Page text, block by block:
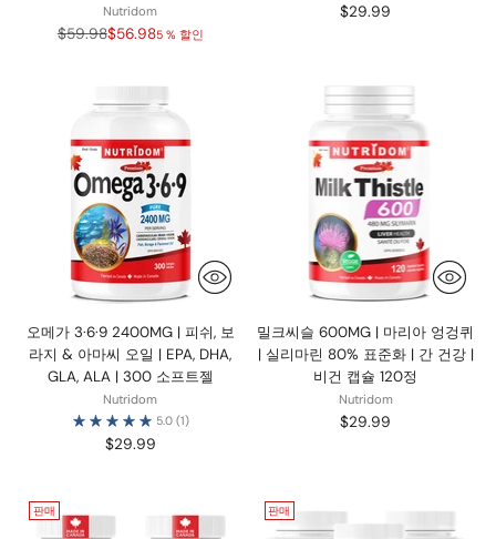
Nutridom
정
$59.98$56.985 % 할인
$29.99
오메가 3·6·9 2400MG | 피쉬, 보
라지 & 아마씨 오일 | EPA, DHA,
GLA, ALA | 300 소프트젤
Nutridom
5.0 (1)
$29.99
밀크씨슬 600MG | 마리아 엉겅퀴
| 실리마린 80% 표준화 | 간 건강 |
비건 캡슐 120정
Nutridom
$29.99
판매 판매